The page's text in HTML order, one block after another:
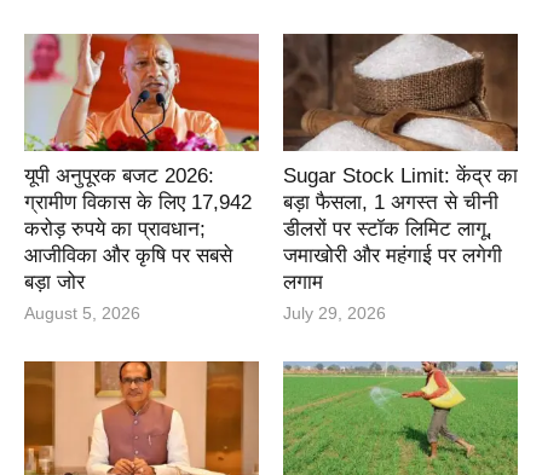
यूपी अनुपूरक बजट 2026:
ग्रामीण विकास के लिए 17,942
करोड़ रुपये का प्रावधान;
आजीविका और कृषि पर सबसे
बड़ा जोर
August 5, 2026
Sugar Stock Limit: केंद्र का
बड़ा फैसला, 1 अगस्त से चीनी
डीलरों पर स्टॉक लिमिट लागू,
जमाखोरी और महंगाई पर लगेगी
लगाम
July 29, 2026